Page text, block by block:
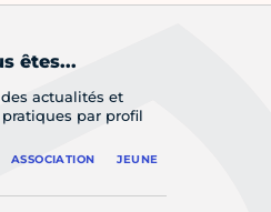
êtes...
actualités et
par profil
ASSOCIATION JEUNE